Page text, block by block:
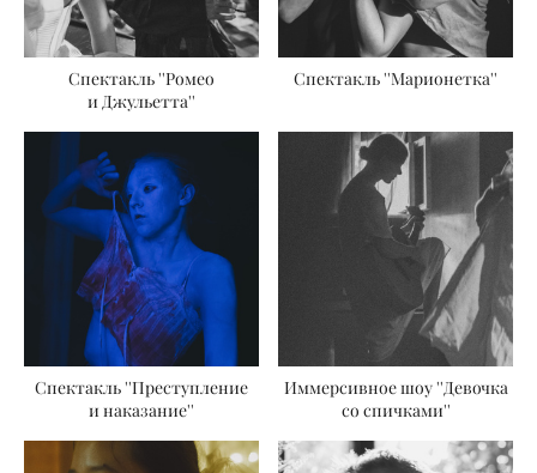
Спектакль ''Ромео
и Джульетта''
Спектакль ''Марионетка''
Спектакль ''Преступление
и наказание''
Иммерсивное шоу ''Девочка
со спичками''